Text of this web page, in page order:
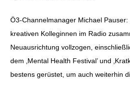
Ö3-Channelmanager Michael
kreativen Kolleginnen im Radio
Neuausrichtung vollzogen,
dem ‚Mental Health Festival’ und
bestens gerüstet, um auch weiterhin